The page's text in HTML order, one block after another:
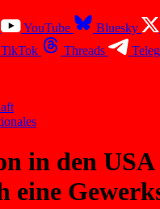
YouTube Bluesky
TikTok Threads
in den
eine